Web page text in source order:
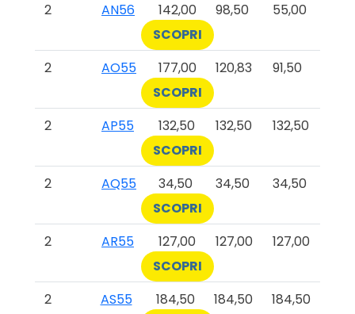
2
AN56 142,00 98,50
55,00
SCOPRI
2
AO55 177,00 120,83
91,50
SCOPRI
2
AP55 132,50 132,50
132,50
SCOPRI
2
AQ55 34,50 34,50
34,50
SCOPRI
2
AR55 127,00 127,00
127,00
SCOPRI
2
AS55 184,50 184,50
184,50